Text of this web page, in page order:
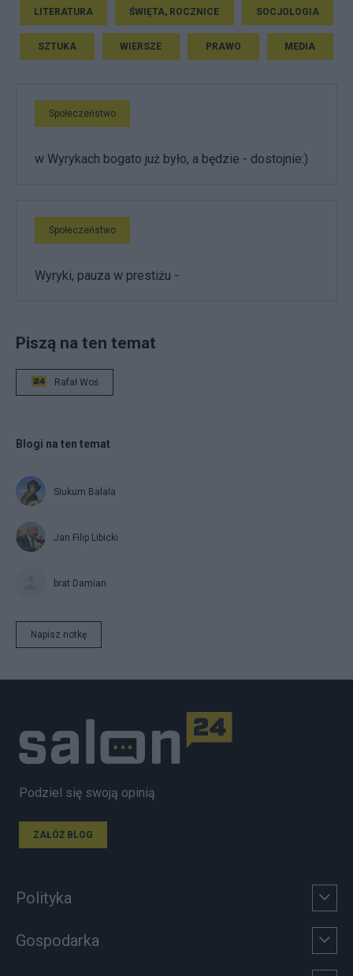
LITERATURA ŚWIĘTA, ROCZNICE SOCJOLOGIA
SZTUKA WIERSZE PRAWO MEDIA
Społeczeństwo
w Wyrykach bogato już było, a będzie - dostojnie:)
Społeczeństwo
Wyryki, pauza w prestiżu -
Piszą na ten temat
Rafał Woś
Blogi na ten temat
Siukum Balala
Jan Filip Libicki
brat Damian
Napisz notkę
Podziel się swoją opinią
ZAŁÓŻ BLOG
Polityka
Gospodarka